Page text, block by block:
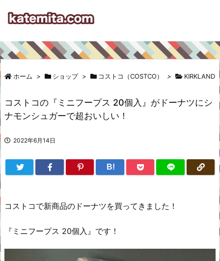
ホーム > ショップ > コストコ（COSTCO） > KIRKLAND
コストコの『ミニフープス 20個入』がドーナツにシ
ナモンシュガーで超おいしい！
2022年6月14日
B!
コストコで新商品のドーナツを買ってきました！
『ミニフープス 20個入』です！